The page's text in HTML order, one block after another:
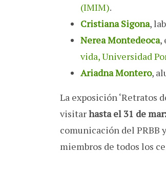
(IMIM).
Cristiana Sigona,
Nerea Montedeoca,
vida, Universidad
Ariadna Montero,
La exposición ‘Retratos
visitarhasta el 31 de
comunicación del PRBB
miembros de todos los